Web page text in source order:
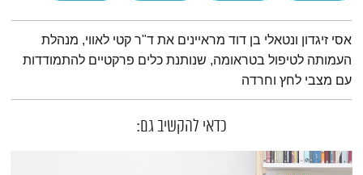
תמצית הפודקאסט
אסי זיגדון ונטאלי בן דוד מראיינים את ד"ר קטי לאווי, מנהלת
העמותה לטיפול בטראומה, שנותנת כלים פרקטיים להתמודדות
עם מצבי לחץ וחרדה
כדאי להקשיב גם: